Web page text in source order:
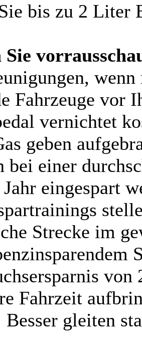
bis zu 2 Liter
Sie
Fahrzeuge vor
vernichtet
geben
bei einer
Jahr eingespart
Strecke im
Fahrzeit
Besser gleiten